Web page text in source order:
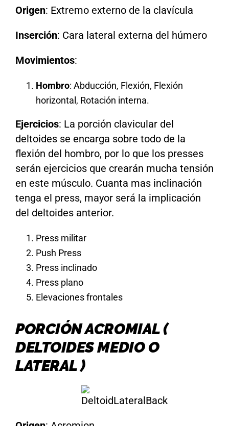
Origen: Extremo externo de la clavícula
Inserción: Cara lateral externa del húmero
Movimientos:
Hombro: Abducción, Flexión, Flexión
horizontal, Rotación interna.
Ejercicios: La porción clavicular del
deltoides se encarga sobre todo de la
flexión del hombro, por lo que los presses
serán ejercicios que crearán mucha tensión
en este músculo. Cuanta mas inclinación
tenga el press, mayor será la implicación
del deltoides anterior.
Press militar
Push Press
Press inclinado
Press plano
Elevaciones frontales
PORCIÓN ACROMIAL (
DELTOIDES MEDIO O
LATERAL )